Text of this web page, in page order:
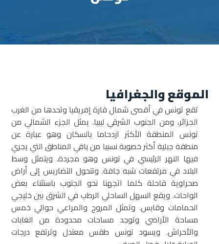
الموقع والجغرافيا
تقع تونس في أقصى شمال قارة إفريقيا وتحدها من الغرب
الجزائر، ومن الجنوب الشرقي ليبيا. يمثل الجزء الشمالي من
تونس المنطقة الأكثر ازدحاما بالسكان وهو عبارة عن
منطقة جبلية أكثر خصوبة نسبيا من باقي المناطق التي يجري
فيها النهر الرئيسي في تونس وهو مجردة. ويتمثل وسط
البلاد في مرتفعات شبه جافة. وتتحول التضاريس إلى أراض
صحراوية قاحلة كلما اتجهنا نحو الجنوب باستثناء بعض
الواحات. ويقع السهل الساحلي الرطب في الشرق بين خليجي
الحمامات وقابس. وتمثل المروج والمراعي حوالي خمس
مساحة الأراضي وتوجد مساحات محدودة من الغابات
والأحراش. ويسود تونس طقس معتدل وترتفع درجات